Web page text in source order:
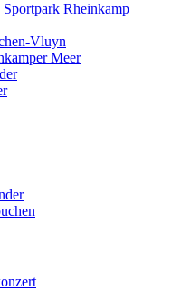
Rheinkamp
Vluyn
Meer